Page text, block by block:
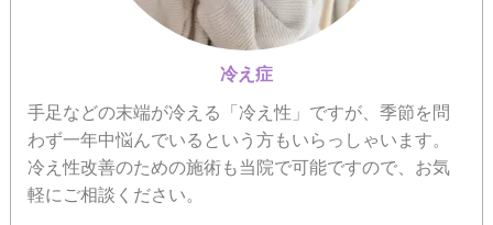
冷え症
手足などの末端が冷える「冷え性」ですが、季節を問
わず一年中悩んでいるという方もいらっしゃいます。
冷え性改善のための施術も当院で可能ですので、お気
軽にご相談ください。